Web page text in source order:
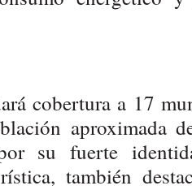
cobertura a 17
aproximada
su fuerte
también